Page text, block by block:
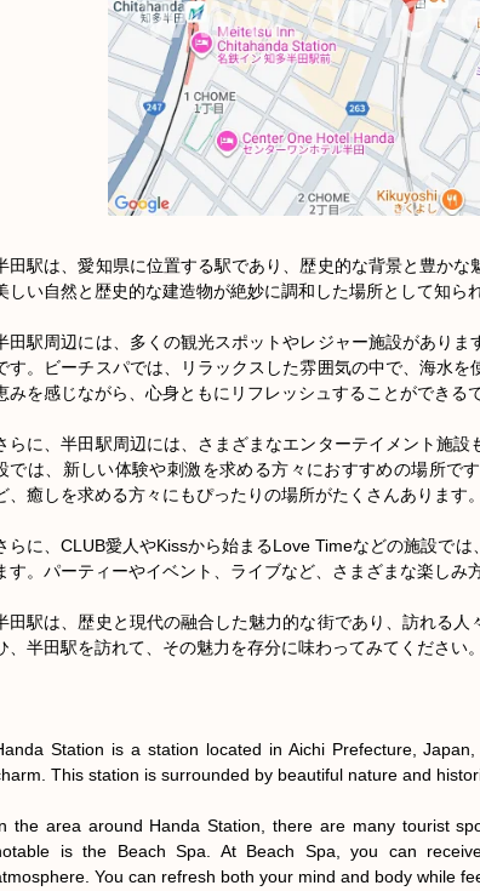
田駅は、愛知県に位置する駅であり、歴史的な背景と豊か
しい自然と歴史的な建造物が絶妙に調和した場所として知ら
田駅周辺には、多くの観光スポットやレジャー施設があり
す。ビーチスパでは、リラックスした雰囲気の中で、海水
みを感じながら、心身ともにリフレッシュすることができる
らに、半田駅周辺には、さまざまなエンターテイメント施
では、新しい体験や刺激を求める方々におすすめの場所で
、癒しを求める方々にもぴったりの場所がたくさんあります。
らに、CLUB愛人やKissから始まるLove Timeなどの施設で
す。パーティーやイベント、ライブなど、さまざまな楽しみ
田駅は、歴史と現代の融合した魅力的な街であり、訪れる
、半田駅を訪れて、その魅力を存分に味わってみてください。
Station is a station located in Aichi Prefecture,
This station is surrounded by beautiful nature and
the area around Handa Station, there are many tourist
is the Beach Spa. At Beach Spa, you can
You can refresh both your mind and body while